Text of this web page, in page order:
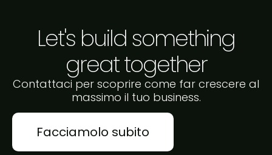
Let's build something
great together
Contattaci per scoprire come far crescere al
massimo il tuo business.
Facciamolo subito